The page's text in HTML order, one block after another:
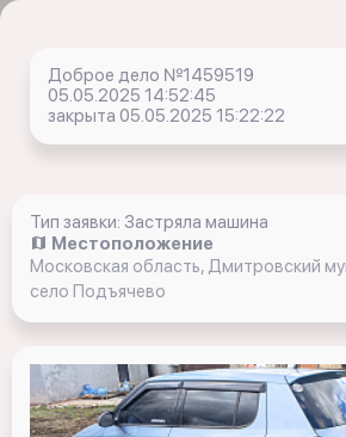
Доброе дело №1459519
05.05.2025 14:52:45
закрыта 05.05.2025 15:22:22
Тип заявки: Застряла машина
Местоположение
Московская область, Дмитровский
село Подъячево